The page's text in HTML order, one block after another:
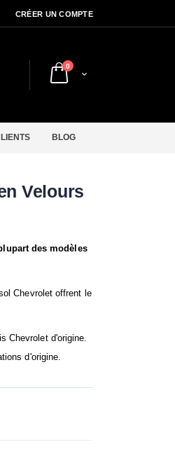
CRÉER UN COMPTE
Cart
0articles
BLOG
Velours
des modèles
Chevrolet offrent le
Chevrolet d'origine.
d'origine.